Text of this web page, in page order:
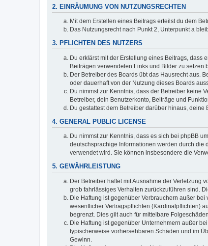
2. EINRÄUMUNG VON NUTZUNGSRECHTEN
Mit dem Erstellen eines Beitrags erteilst du dem
Das Nutzungsrecht nach Punkt 2, Unterpunkt a
3. PFLICHTEN DES NUTZERS
Du erklärst mit der Erstellung eines Beitrags, dass
Beiträgen verwendeten Links und Bilder zu setzen
Der Betreiber des Boards übt das Hausrecht aus.
oder dauerhaft von der Nutzung dieses Boards
Du nimmst zur Kenntnis, dass der Betreiber keine
Betreiber, dein Benutzerkonto, Beiträge und
Du gestattest dem Betreiber darüber hinaus,
4. GENERAL PUBLIC LICENSE
Du nimmst zur Kenntnis, dass es sich bei phpBB
deutschsprachige Informationen werden durch die
verwendet wird. Sie können insbesondere die
5. GEWÄHRLEISTUNG
Der Betreiber haftet mit Ausnahme der Verletzung
grob fahrlässiges Verhalten zurückzuführen sind.
Die Haftung ist gegenüber Verbrauchern außer
wesentlicher Vertragspflichten (Kardinalpflichten)
begrenzt. Dies gilt auch für mittelbare
Die Haftung ist gegenüber Unternehmern außer
typischerweise vorhersehbaren Schäden und im
Gewinn.